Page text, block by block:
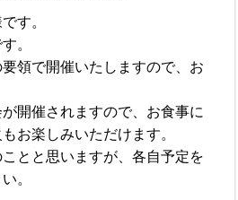
す。
。
領で開催いたしますので、お
開催されますので、お食事に
お楽しみいただけます。
とと思いますが、各自予定を
。